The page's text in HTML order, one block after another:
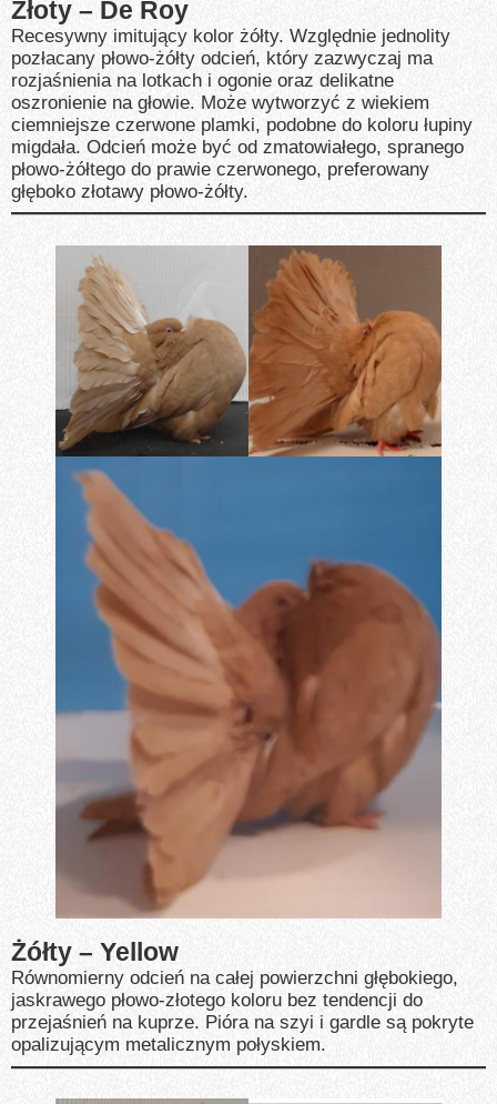
Złoty – De Roy
Recesywny imitujący kolor żółty. Względnie jednolity
pozłacany płowo-żółty odcień, który zazwyczaj ma
rozjaśnienia na lotkach i ogonie oraz delikatne
oszronienie na głowie. Może wytworzyć z wiekiem
ciemniejsze czerwone plamki, podobne do koloru łupiny
migdała. Odcień może być od zmatowiałego, spranego
płowo-żółtego do prawie czerwonego, preferowany
głęboko złotawy płowo-żółty.
Żółty – Yellow
Równomierny odcień na całej powierzchni głębokiego,
jaskrawego płowo-złotego koloru bez tendencji do
przejaśnień na kuprze. Pióra na szyi i gardle są pokryte
opalizującym metalicznym połyskiem.